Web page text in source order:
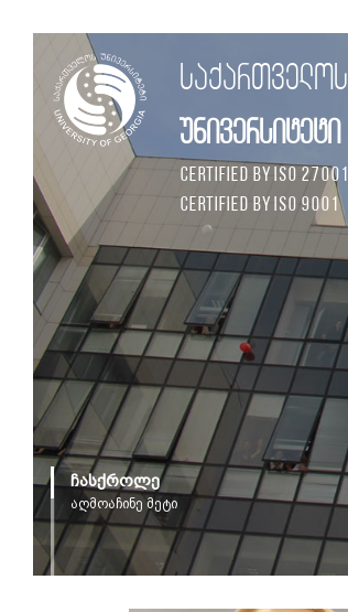
საქართველოს
უნივერსიტეტი
Certified by ISO 27001
Certified by ISO 9001
ჩასქროლე
აღმოაჩინე მეტი